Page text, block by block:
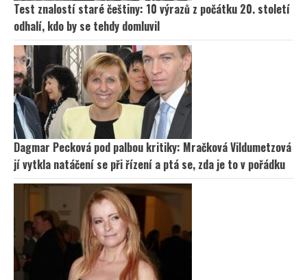
Test znalostí staré češtiny: 10 výrazů z počátku 20. století
odhalí, kdo by se tehdy domluvil
Dagmar Pecková pod palbou kritiky: Mračková Vildumetzová
jí vytkla natáčení se při řízení a ptá se, zda je to v pořádku